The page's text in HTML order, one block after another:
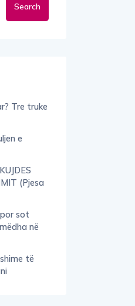
Search
Tre truke
e
(Pjesa
sot
në
të